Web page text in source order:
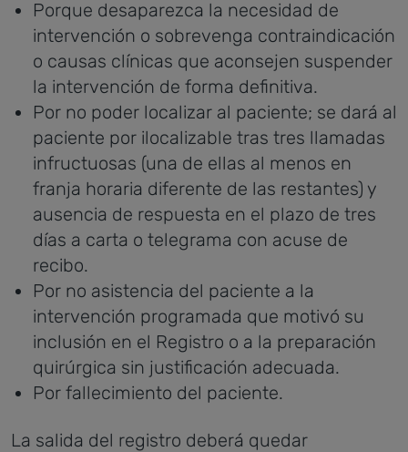
Porque desaparezca la necesidad de
intervención o sobrevenga contraindicación
o causas clínicas que aconsejen suspender
la intervención de forma definitiva.
Por no poder localizar al paciente; se dará al
paciente por ilocalizable tras tres llamadas
infructuosas (una de ellas al menos en
franja horaria diferente de las restantes) y
ausencia de respuesta en el plazo de tres
días a carta o telegrama con acuse de
recibo.
Por no asistencia del paciente a la
intervención programada que motivó su
inclusión en el Registro o a la preparación
quirúrgica sin justificación adecuada.
Por fallecimiento del paciente.
La salida del registro deberá quedar